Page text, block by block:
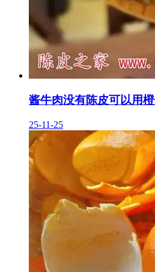
酱牛肉没有陈皮可以用
25-11-25